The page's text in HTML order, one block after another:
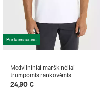
Perkamiausias
Medvilniniai marškinėliai
trumpomis rankovėmis
24,90 €